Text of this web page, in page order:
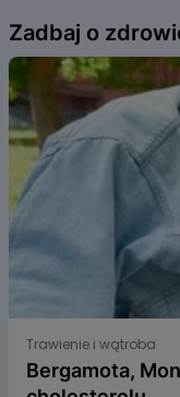
1
of
6
Zadbaj o
Trawienie i wątroba
Bergamota,